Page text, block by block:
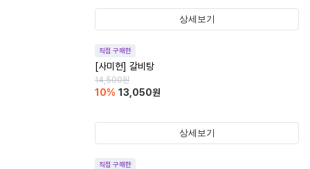
상세보기
직접 구매한
[사미헌] 갈비탕
14,500원
10% 13,050원
상세보기
직접 구매한